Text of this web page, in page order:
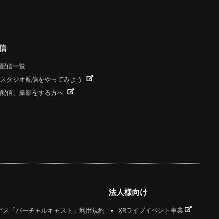
配信一覧
スタジオ配信をやってみよう
配信、撮影をする方へ
「バーチャルキャスト」利用規約
法人様向け
XRライブイベント事業